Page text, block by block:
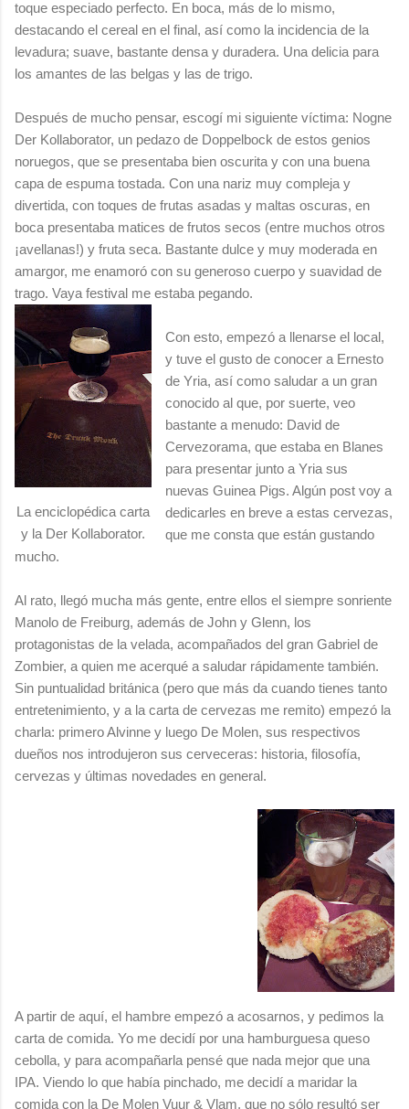
toque especiado perfecto. En boca, más de lo mismo,
destacando el cereal en el final, así como la incidencia de la
levadura; suave, bastante densa y duradera. Una delicia para
los amantes de las belgas y las de trigo.
Después de mucho pensar, escogí mi siguiente víctima: Nogne
Der Kollaborator, un pedazo de Doppelbock de estos genios
noruegos, que se presentaba bien oscurita y con una buena
capa de espuma tostada. Con una nariz muy compleja y
divertida, con toques de frutas asadas y maltas oscuras, en
boca presentaba matices de frutos secos (entre muchos otros
¡avellanas!) y fruta seca. Bastante dulce y muy moderada en
amargor, me enamoró con su generoso cuerpo y suavidad de
trago. Vaya festival me estaba pegando.
La enciclopédica carta
y la Der Kollaborator.
Con esto, empezó a llenarse el local,
y tuve el gusto de conocer a Ernesto
de Yria, así como saludar a un gran
conocido al que, por suerte, veo
bastante a menudo: David de
Cervezorama, que estaba en Blanes
para presentar junto a Yria sus
nuevas Guinea Pigs. Algún post voy a
dedicarles en breve a estas cervezas,
que me consta que están gustando
mucho.
Al rato, llegó mucha más gente, entre ellos el siempre sonriente
Manolo de Freiburg, además de John y Glenn, los
protagonistas de la velada, acompañados del gran Gabriel de
Zombier, a quien me acerqué a saludar rápidamente también.
Sin puntualidad británica (pero que más da cuando tienes tanto
entretenimiento, y a la carta de cervezas me remito) empezó la
charla: primero Alvinne y luego De Molen, sus respectivos
dueños nos introdujeron sus cerveceras: historia, filosofía,
cervezas y últimas novedades en general.
A partir de aquí, el hambre empezó a acosarnos, y pedimos la
carta de comida. Yo me decidí por una hamburguesa queso
cebolla, y para acompañarla pensé que nada mejor que una
IPA. Viendo lo que había pinchado, me decidí a maridar la
comida con la De Molen Vuur & Vlam, que no sólo resultó ser